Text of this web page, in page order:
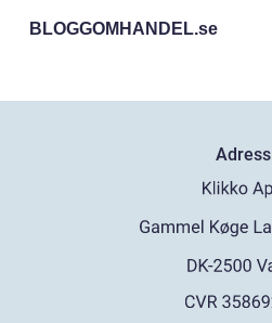
BLOGGOMHANDEL.se
Adress